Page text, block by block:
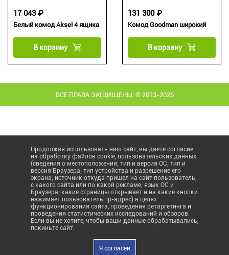
Белый комод Aksel 4 ящика
17 043 ₽
В корзину
Комод Goodman широкий
131 300 ₽
В корзину
ВСЕ ПРАВА ЗАЩИЩЕНЫ. © 2013-2026
Продолжая использовать наш сайт, вы даете согласие
на обработку файлов cookie, пользовательских данных
(сведения о местоположении; тип и версия ОС; тип и
версия Браузера; тип устройства и разрешение его
экрана; источник откуда пришел на сайт пользователь;
с какого сайта или по какой рекламе; язык ОС и
Браузера; какие страницы открывает и на какие кнопки
нажимает пользователь; ip-адрес) в целях
функционирования сайта, проведения ретаргетинга и
проведения статистических исследований и обзоров.
Если вы не хотите, чтобы ваши данные обрабатывались,
покиньте сайт.
Я согласен